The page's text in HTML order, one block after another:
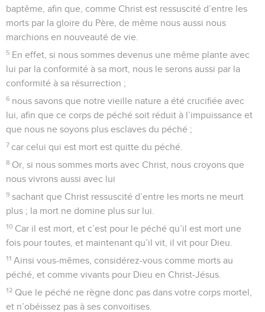
baptême, afin que, comme Christ est ressuscité d’entre les
morts par la gloire du Père, de même nous aussi nous
marchions en nouveauté de vie.
5 En effet, si nous sommes devenus une même plante avec
lui par la conformité à sa mort, nous le serons aussi par la
conformité à sa résurrection ;
6 nous savons que notre vieille nature a été crucifiée avec
lui, afin que ce corps de péché soit réduit à l’impuissance et
que nous ne soyons plus esclaves du péché ;
7 car celui qui est mort est quitte du péché.
8 Or, si nous sommes morts avec Christ, nous croyons que
nous vivrons aussi avec lui
9 sachant que Christ ressuscité d’entre les morts ne meurt
plus ; la mort ne domine plus sur lui.
10 Car il est mort, et c’est pour le péché qu’il est mort une
fois pour toutes, et maintenant qu’il vit, il vit pour Dieu.
11 Ainsi vous-mêmes, considérez-vous comme morts au
péché, et comme vivants pour Dieu en Christ-Jésus.
12 Que le péché ne règne donc pas dans votre corps mortel,
et n’obéissez pas à ses convoitises.